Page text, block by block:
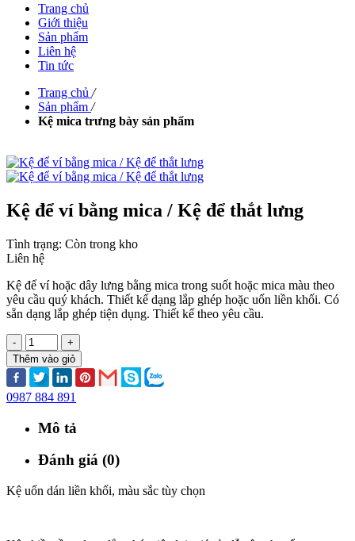
Trang chủ
Giới thiệu
Sản phẩm
Liên hệ
Tin tức
Trang chủ /
Sản phẩm /
Kệ mica trưng bày sản phẩm
Kệ để ví bằng mica / Kệ để thắt lưng
Tình trạng: Còn trong kho
Liên hệ
Kệ để ví hoặc dây lưng bằng mica trong suốt hoặc mica màu theo
yêu cầu quý khách. Thiết kế dạng lắp ghép hoặc uốn liền khối. Có
sẵn dạng lắp ghép tiện dụng. Thiết kế theo yêu cầu.
-
+
Thêm vào giỏ
0987 884 891
Mô tả
Đánh giá (0)
Kệ uốn dán liền khối, màu sắc tùy chọn